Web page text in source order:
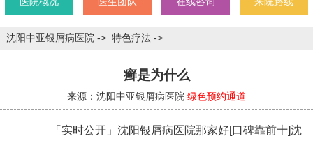
沈阳中亚银屑病医院 -> 特色疗法 ->
癣是为什么
来源：沈阳中亚银屑病医院 绿色预约通道
「实时公开」沈阳银屑病医院那家好[口碑靠前十]沈